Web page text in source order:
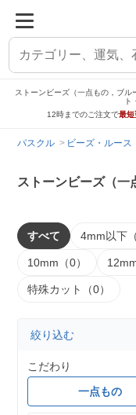
ストーンビーズ（一点もの，ブ
ト
12時までのご注文で最短
パスクル ビーズ・ルース
ストーンビーズ（一
すべて 4mm以下（
10mm（0）
特殊カット（0）
絞り込む
こだわり
一点もの